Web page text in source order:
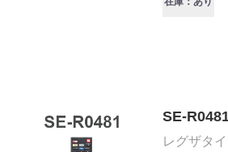
SE-
レグザタ